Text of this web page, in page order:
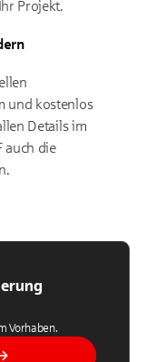
Projekt.
und kostenlos
Details im
auch die
Vorhaben.